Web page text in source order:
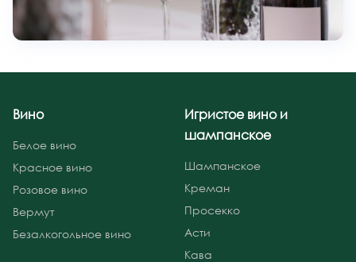
Вино
Белое вино
Красное вино
Розовое вино
Вермут
Безалкогольное вино
Игристое вино и
шампанское
Шампанское
Креман
Просекко
Асти
Кава